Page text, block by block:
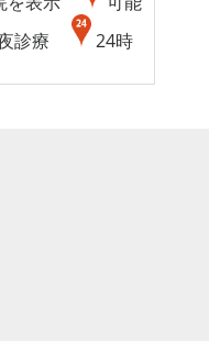
診療
24時